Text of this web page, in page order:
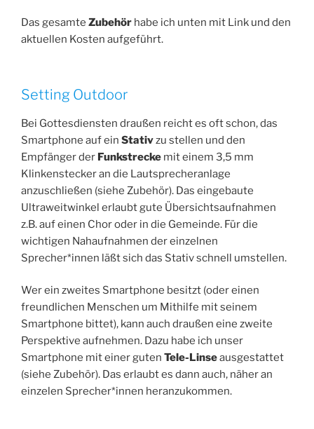
Das gesamte Zubehör habe ich unten mit Link und den
aktuellen Kosten aufgeführt.
Setting Outdoor
Bei Gottesdiensten draußen reicht es oft schon, das
Smartphone auf ein Stativzu stellen und den
Empfänger der Funkstrecke mit einem 3,5 mm
Klinkenstecker an die Lautsprecheranlage
anzuschließen (siehe Zubehör). Das eingebaute
Ultraweitwinkel erlaubt gute Übersichtsaufnahmen
z.B. auf einen Chor oder in die Gemeinde. Für die
wichtigen Nahaufnahmen der einzelnen
Sprecher*innen läßt sich das Stativ schnell umstellen.
Wer ein zweites Smartphone besitzt (oder einen
freundlichen Menschen um Mithilfe mit seinem
Smartphone bittet), kann auch draußen eine zweite
Perspektive aufnehmen. Dazu habe ich unser
Smartphone mit einer guten Tele-Linseausgestattet
(siehe Zubehör). Das erlaubt es dann auch, näher an
einzelen Sprecher*innen heranzukommen.